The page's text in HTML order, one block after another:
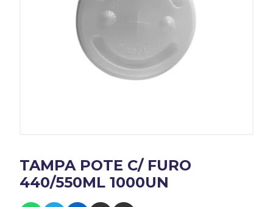
TAMPA POTE C/ FURO
440/550ML 1000UN